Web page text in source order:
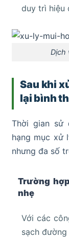
duy trì hiệu
Dịch
Sau khi
lại bình
Thời gian sử
hạng mục xử
nhưng đa số
Trường
nhẹ
Với các
sạch